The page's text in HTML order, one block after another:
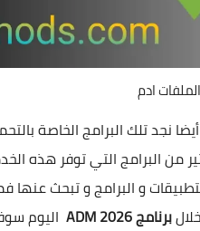
ادم
نجد تلك البرامج الخاصة
من البرامج التي توفر هذه
و البرامج و تبحث
برنامج ADM 2026 اليوم